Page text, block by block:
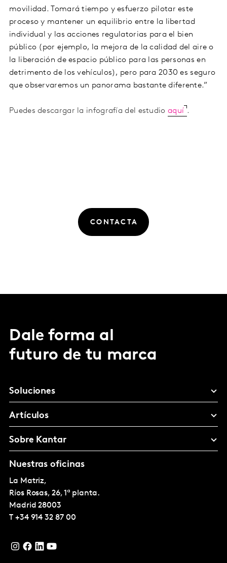
movilidad. Tomará tiempo y esfuerzo pilotar este
proceso y mantener un equilibrio entre la libertad
individual y las acciones regulatorias para el bien
público (por ejemplo, la mejora de la calidad del aire o
la liberación de espacio público para las personas en
detrimento de los vehículos), pero para 2030 es seguro
que observaremos un panorama bastante diferente.”
Puedes descargar la infografía del estudio aquí .
CONTACTA
Dale forma al
futuro de tu marca
Soluciones
Artículos
Sobre Kantar
Nuestras oficinas
La Matriz,
Ríos Rosas, 26, 1ª planta.
Madrid 28003
T +34 914 32 87 00